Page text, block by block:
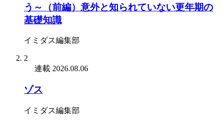
う～（前編）意外と知られていない更年期の
基礎知識
イミダス編集部
2
連載 2026.08.06
ゾス
イミダス編集部